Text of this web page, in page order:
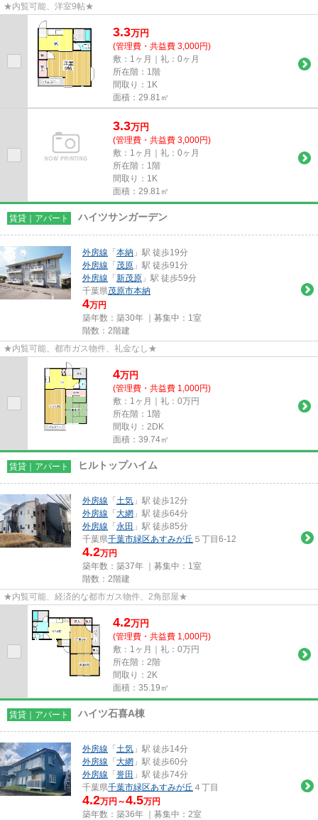
★内覧可能、洋室9帖★
3.3万円
(管理費・共益費 3,000円)
敷：1ヶ月｜礼：0ヶ月
所在階：1階
間取り：1K
面積：29.81㎡
3.3万円
(管理費・共益費 3,000円)
敷：1ヶ月｜礼：0ヶ月
所在階：1階
間取り：1K
面積：29.81㎡
賃貸｜アパート ハイツサンガーデン
外房線 「 本納 」駅 徒歩19分
外房線 「 茂原 」駅 徒歩91分
外房線 「 新茂原 」駅 徒歩59分
千葉県茂原市本納
4万円
築年数：築30年 ｜募集中： 1室
階数：2階建
★内覧可能、都市ガス物件、礼金なし★
4万円
(管理費・共益費 1,000円)
敷：1ヶ月｜礼：0万円
所在階：1階
間取り：2DK
面積：39.74㎡
賃貸｜アパート ヒルトップハイム
外房線 「 土気 」駅 徒歩12分
外房線 「 大網 」駅 徒歩64分
外房線 「 永田 」駅 徒歩85分
千葉県千葉市緑区あすみが丘 ５丁目6-12
4.2万円
築年数：築37年 ｜募集中： 1室
階数：2階建
★内覧可能、経済的な都市ガス物件、2角部屋★
4.2万円
(管理費・共益費 1,000円)
敷：1ヶ月｜礼：0万円
所在階：2階
間取り：2K
面積：35.19㎡
賃貸｜アパート ハイツ石喜A棟
外房線 「 土気 」駅 徒歩14分
外房線 「 大網 」駅 徒歩60分
外房線 「 誉田 」駅 徒歩74分
千葉県千葉市緑区あすみが丘 ４丁目
4.2万円～4.5万円
築年数：築36年 ｜募集中： 2室